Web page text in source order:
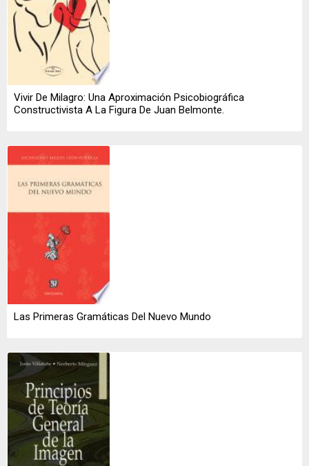
Vivir De Milagro: Una Aproximación Psicobiográfica
Constructivista A La Figura De Juan Belmonte.
Las Primeras Gramáticas Del Nuevo Mundo